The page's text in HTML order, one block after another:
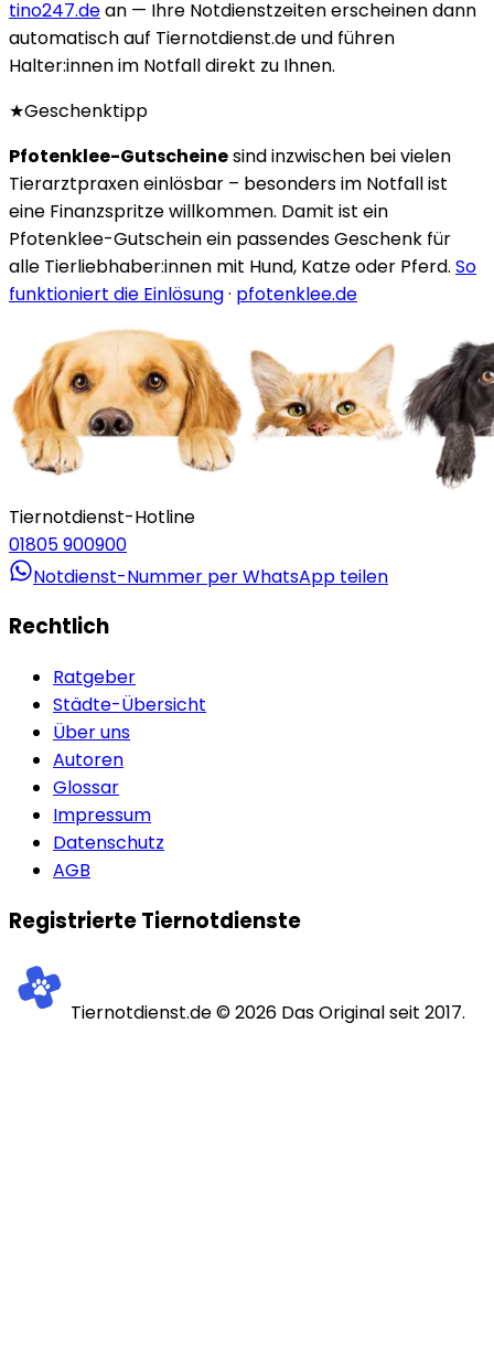
tino247.dean — Ihre Notdienstzeiten erscheinen dann
automatisch auf Tiernotdienst.de und führen
Halter:innen im Notfall direkt zu Ihnen.
★Geschenktipp
Pfotenklee-Gutscheinesind inzwischen bei vielen
Tierarztpraxen einlösbar – besonders im Notfall ist
eine Finanzspritze willkommen. Damit ist ein
Pfotenklee-Gutschein ein passendes Geschenk für
alle Tierliebhaber:innen mit Hund, Katze oder Pferd. So
funktioniert die Einlösung· pfotenklee.de
Tiernotdienst-Hotline
01805 900900
Notdienst-Nummer per WhatsApp teilen
Rechtlich
Ratgeber
Städte-Übersicht
Über uns
Autoren
Glossar
Impressum
Datenschutz
AGB
Registrierte Tiernotdienste
Tiernotdienst.de ©2026 Das Original seit 2017.